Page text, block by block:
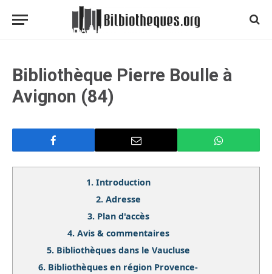
Bibliothèque Pierre Boulle à
Avignon (84)
1. Introduction
2. Adresse
3. Plan d'accès
4. Avis & commentaires
5. Bibliothèques dans le Vaucluse
6. Bibliothèques en région Provence-